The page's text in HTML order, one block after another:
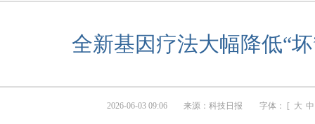
全新基因疗法大幅降低“
2026-06-03 09:06 来源： 科技日报 字体： [ 大 中